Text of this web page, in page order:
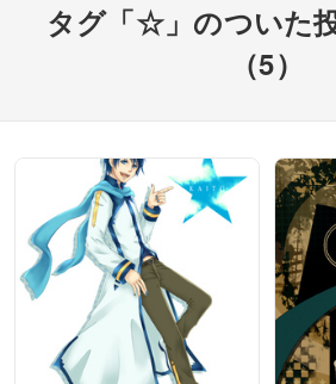
タグ「☆」のついた
（5）